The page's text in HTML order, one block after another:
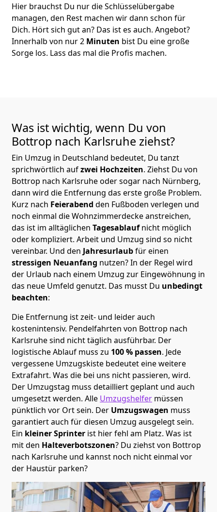
Hier brauchst Du nur die Schlüsselübergabe
managen, den Rest machen wir dann schon für
Dich. Hört sich gut an? Das ist es auch. Angebot?
Innerhalb von nur 2 Minuten bist Du eine große
Sorge los. Lass das mal die Profis machen.
Was ist wichtig, wenn Du von
Bottrop nach Karlsruhe ziehst?
Ein Umzug in Deutschland bedeutet, Du tanzt
sprichwörtlich aufzwei Hochzeiten. Ziehst Du von
Bottrop nach Karlsruhe oder sogar nach Nürnberg,
dann wird die Entfernung das erste große Problem.
Kurz nach Feierabend den Fußboden verlegen und
noch einmal die Wohnzimmerdecke anstreichen,
das ist im alltäglichen Tagesablaufnicht möglich
oder kompliziert. Arbeit und Umzug sind so nicht
vereinbar. Und den Jahresurlaubfür einen
stressigen Neuanfang nutzen? In der Regel wird
der Urlaub nach einem Umzug zur Eingewöhnung in
das neue Umfeld genutzt. Das musst Du unbedingt
beachten:
Die Entfernung ist zeit- und leider auch
kostenintensiv. Pendelfahrten von Bottrop nach
Karlsruhe sind nicht täglich ausführbar. Der
logistische Ablauf muss zu 100 % passen. Jede
vergessene Umzugskiste bedeutet eine weitere
Extrafahrt. Was die bei uns nicht passieren, wird.
Der Umzugstag muss detailliert geplant und auch
umgesetzt werden. Alle Umzugshelfer müssen
pünktlich vor Ort sein. Der Umzugswagen muss
garantiert auch für diesen Umzug ausgelegt sein.
Ein kleiner Sprinter ist hier fehl am Platz. Was ist
mit den Halteverbotszonen? Du ziehst von Bottrop
nach Karlsruhe und kannst noch nicht einmal vor
der Haustür parken?